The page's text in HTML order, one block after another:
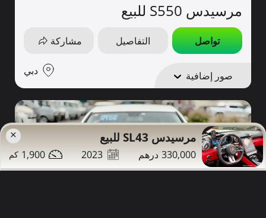
مرسيدس S550 للبيع
تواصل التفاصيل مشاركة
صور إضافية دبي
× مرسيدس SL43 للبيع
330,000
2023
1,900